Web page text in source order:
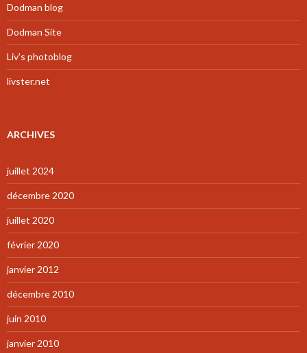
Dodman blog
Dodman Site
Liv's photoblog
livster.net
ARCHIVES
juillet 2024
décembre 2020
juillet 2020
février 2020
janvier 2012
décembre 2010
juin 2010
janvier 2010